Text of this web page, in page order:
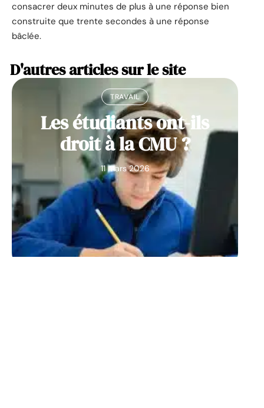
consacrer deux minutes de plus à une réponse bien
construite que trente secondes à une réponse
bâclée.
D'autres articles sur le site
TRAVAIL
Les étudiants ont-ils
droit à la CMU ?
11 mars 2026